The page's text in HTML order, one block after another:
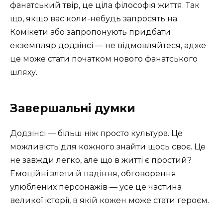
фанатський твір, це ціла філософія життя. Так
що, якщо вас коли-небудь запросять на
Комікети або запропонують придбати
екземпляр додзінсі — не відмовляйтеся, адже
це може стати початком нового фанатського
шляху.
Завершальні думки
Додзінсі — більш ніж просто культура. Це
можливість для кожного знайти щось своє. Це
не завжди легко, але що в житті є простий?
Емоційні злети й падіння, обговорення
улюблених персонажів — усе це частина
великої історії, в якій кожен може стати героєм.